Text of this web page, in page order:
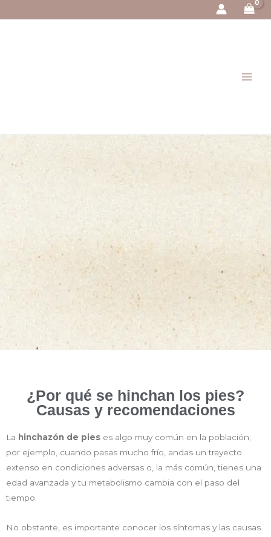
¿Por qué se hinchan los pies?
Causas y recomendaciones
La hinchazón de pies es algo muy común en la población;
por ejemplo, cuando pasas mucho frío, andas un trayecto
extenso en condiciones adversas o, la más común, tienes una
edad avanzada y tu metabolismo cambia con el paso del
tiempo.
No obstante, es importante conocer los síntomas y las causas